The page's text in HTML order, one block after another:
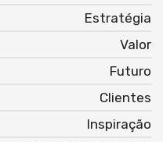
Estratégia
Valor
Futuro
Clientes
Inspiração